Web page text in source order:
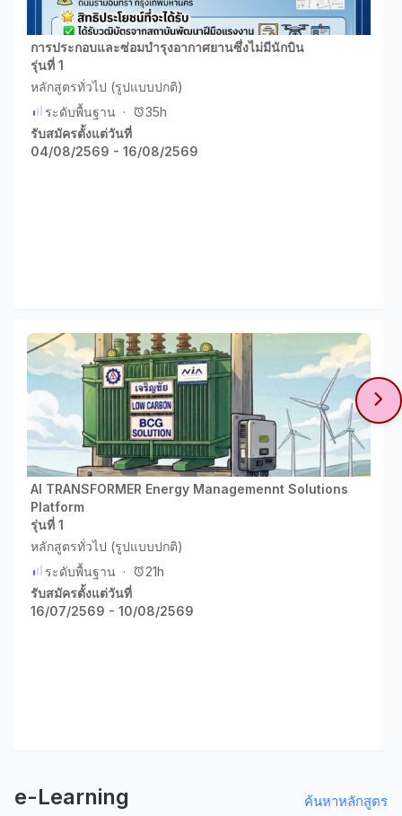
การประกอบและซ่อมบำรุงอากาศยานซึ่งไม่มีนักบิน
รุ่นที่ 1
หลักสูตรทั่วไป (รูปแบบปกติ)
ระดับพื้นฐาน ·
35h
รับสมัครตั้งแต่วันที่
04/08/2569 - 16/08/2569
AI TRANSFORMER Energy Managemennt Solutions
Platform
รุ่นที่ 1
หลักสูตรทั่วไป (รูปแบบปกติ)
ระดับพื้นฐาน ·
21h
รับสมัครตั้งแต่วันที่
16/07/2569 - 10/08/2569
e-Learning ค้นหาหลักสูตร